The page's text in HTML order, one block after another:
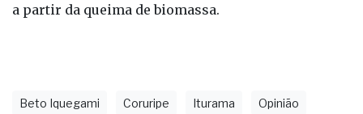
a partir da queima de biomassa.
Beto Iquegami Coruripe Iturama Opinião